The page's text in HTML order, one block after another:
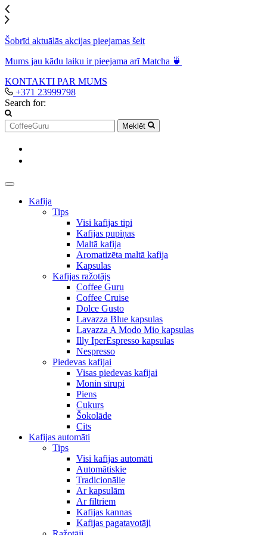
Šobrīd aktuālās akcijas pieejamas šeit
Mums jau kādu laiku ir pieejama arī Matcha 🍵
KONTAKTI PAR MUMS
+371 23999798
Search for:
Meklēt
Kafija
Tips
Visi kafijas tipi
Kafijas pupiņas
Maltā kafija
Aromatizēta maltā kafija
Kapsulas
Kafijas ražotājs
Coffee Guru
Coffee Cruise
Dolce Gusto
Lavazza Blue kapsulas
Lavazza A Modo Mio kapsulas
Illy IperEspresso kapsulas
Nespresso
Piedevas kafijai
Visas piedevas kafijai
Monin sīrupi
Piens
Cukurs
Šokolāde
Cits
Kafijas automāti
Tips
Visi kafijas automāti
Automātiskie
Tradicionālie
Ar kapsulām
Ar filtriem
Kafijas kannas
Kafijas pagatavotāji